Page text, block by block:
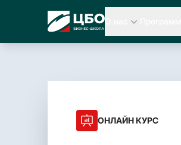
ЦБО Бизнес-Школа
О нас
ОНЛАЙН КУРС